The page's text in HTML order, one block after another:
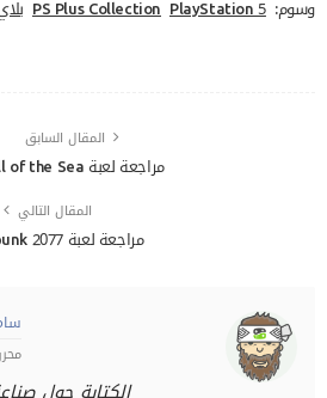
وسوم: PlayStation 5
PS Plus Collection
المقال السابق
مراجعة لعبة Call of the Sea
المقال التالي
مراجعة لعبة Cyberpunk 2077